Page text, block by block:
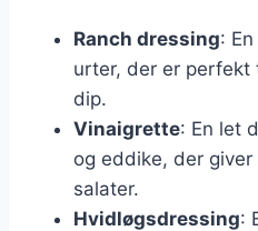
Ranch dressing:
urter, der er perfekt
dip.
Vinaigrette: En let
og eddike, der
salater.
Hvidløgsdressing: